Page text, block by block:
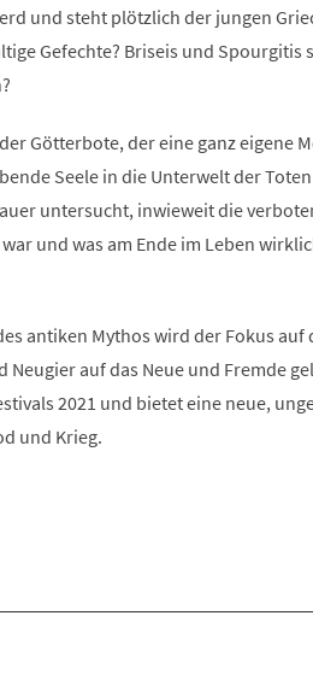
und steht plötzlich der jungen
Gefechte? Briseis und Spourgitis
Götterbote, der eine ganz eigene
Seele in die Unterwelt der
untersucht, inwieweit die
und was am Ende im Leben
antiken Mythos wird der Fokus
auf das Neue und Fremde
2021 und bietet eine neue,
und Krieg.